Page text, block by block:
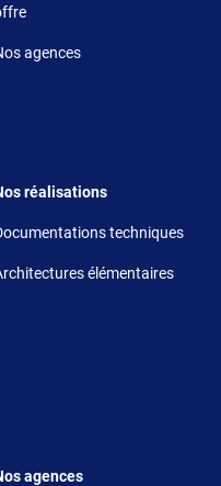
agences
4
réalisations
techniques
élémentaires
6
agences